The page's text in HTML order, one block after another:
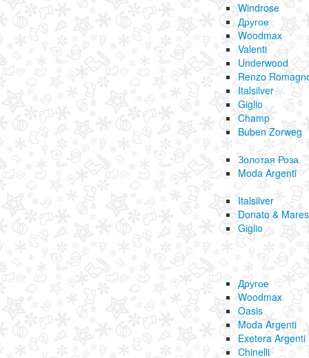
Windrose
Другое
Woodmax
Valenti
Underwood
Renzo
Italsilver
Giglio
Champ
Buben Zorweg
Золотая Роза
Moda Argenti
Italsilver
Donato &
Giglio
Другое
Woodmax
Oasis
Moda Argenti
Exetera Argenti
Chinelli